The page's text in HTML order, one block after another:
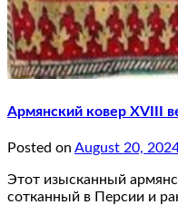
Армянский ковер XVIII
Posted on August 20,
Этот изысканный
сотканный в Персии и